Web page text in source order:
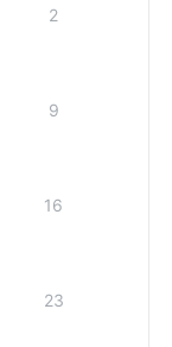
2
9
16
23